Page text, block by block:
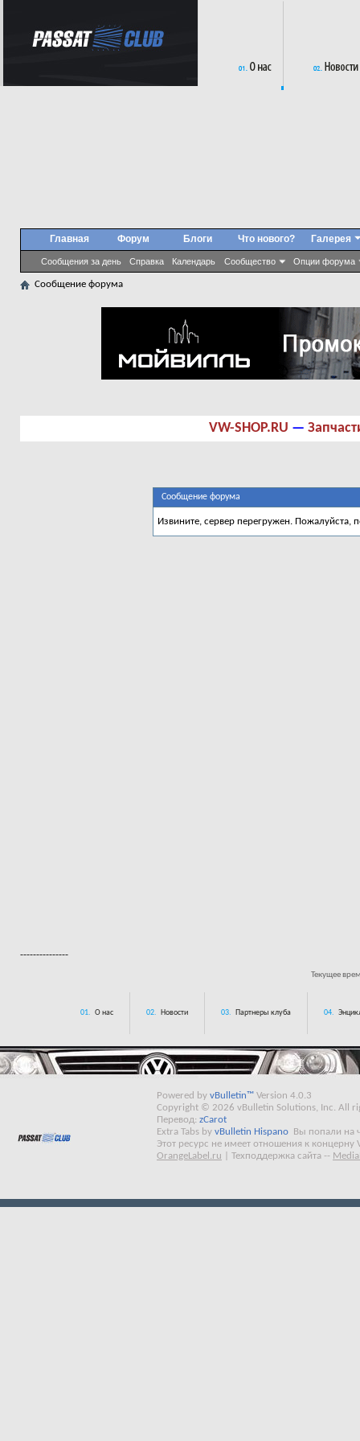
Главная Форум
Сообщения за день Справка Календарь Сообщество Опции форума
Блоги Что нового? Галерея
Сообщение форума
VW-SHOP.RU —
Сообщение форума
Извините, сервер перегружен. Пожалуйста,
---------------
Текущее
01. О нас 02. Новости 03. Партнеры клуба 04.
Powered by vBulletin™ Version 4.0.3
Copyright © 2026 vBulletin Solutions, Inc. All
Перевод: zCarot
Extra Tabs by vBulletin Hispano
Вы попали на
Этот ресурс не имеет отношения к концерну
OrangeLabel.ru
Техподдержка сайта --